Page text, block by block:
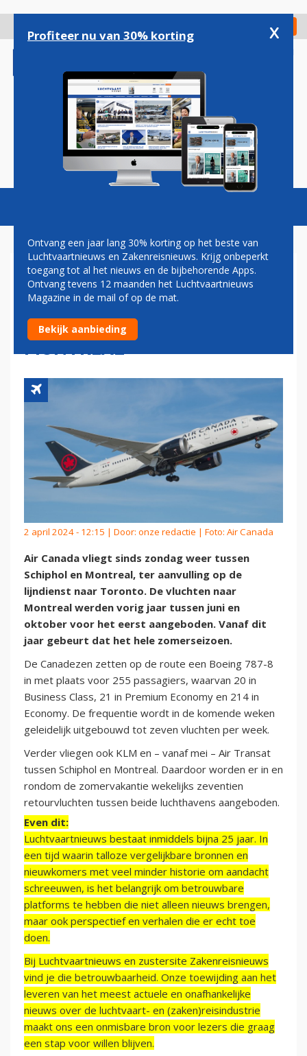
gaan
Check in
Magazine Podcasts Vacatures
AIR CANADA VLIEGT VANAF
NU HET HELE ZOMERSEIZOEN
TUSSEN SCHIPHOL EN
MONTREAL
2 april 2024 - 12:15 | Door: onze redactie | Foto: Air Canada
Air Canada vliegt sinds zondag weer tussen
Schiphol en Montreal, ter aanvulling op de
lijndienst naar Toronto. De vluchten naar
Montreal werden vorig jaar tussen juni en
oktober voor het eerst aangeboden. Vanaf dit
jaar gebeurt dat het hele zomerseizoen.
De Canadezen zetten op de route een Boeing 787-8
in met plaats voor 255 passagiers, waarvan 20 in
Business Class, 21 in Premium Economy en 214 in
Economy. De frequentie wordt in de komende weken
geleidelijk uitgebouwd tot zeven vluchten per week.
Verder vliegen ook KLM en – vanaf mei – Air Transat
tussen Schiphol en Montreal. Daardoor worden er in en
rondom de zomervakantie wekelijks zeventien
retourvluchten tussen beide luchthavens aangeboden.
Even dit:
Luchtvaartnieuws bestaat inmiddels bijna 25 jaar. In
een tijd waarin talloze vergelijkbare bronnen en
nieuwkomers met veel minder historie om aandacht
schreeuwen, is het belangrijk om betrouwbare
platforms te hebben die niet alleen nieuws brengen,
maar ook perspectief en verhalen die er echt toe
doen.
Bij Luchtvaartnieuws en zustersite Zakenreisnieuws
vind je die betrouwbaarheid. Onze toewijding aan het
leveren van het meest actuele en onafhankelijke
nieuws over de luchtvaart- en (zaken)reisindustrie
maakt ons een onmisbare bron voor lezers die graag
een stap voor willen blijven.
Profiteer nu van 30% korting x
Ontvang een jaar lang 30% korting op het beste van
Luchtvaartnieuws en Zakenreisnieuws. Krijg onbeperkt
toegang tot al het nieuws en de bijbehorende Apps.
Ontvang tevens 12 maanden het Luchtvaartnieuws
Magazine in de mail of op de mat.
Bekijk aanbieding